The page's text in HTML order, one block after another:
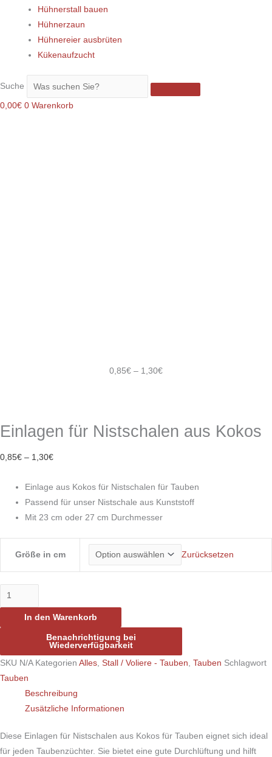
Hühnerstall bauen
Hühnerzaun
Hühnereier ausbrüten
Kükenaufzucht
Suche
0,00€ 0 Warenkorb
0,85€ – 1,30€
Einlagen für Nistschalen aus Kokos
0,85€ – 1,30€
Einlage aus Kokos für Nistschalen für Tauben
Passend für unser Nistschale aus Kunststoff
Mit 23 cm oder 27 cm Durchmesser
Größe in cm Zurücksetzen
In den Warenkorb
Benachrichtigung bei
Wiederverfügbarkeit
SKU N/A Kategorien Alles Stall / Voliere - Tauben Tauben Schlagwort
Tauben
Beschreibung
Zusätzliche Informationen
Diese Einlagen für Nistschalen aus Kokos für Tauben eignet sich ideal
für jeden Taubenzüchter. Sie bietet eine gute Durchlüftung und hilft